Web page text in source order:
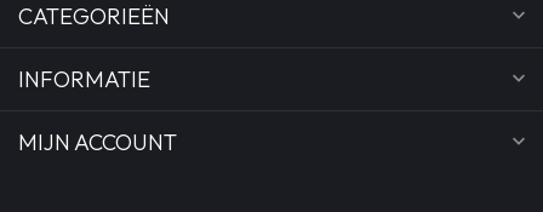
CATEGORIEËN
INFORMATIE
MIJN ACCOUNT